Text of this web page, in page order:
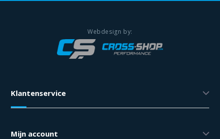
Klantenservice
Mijn account